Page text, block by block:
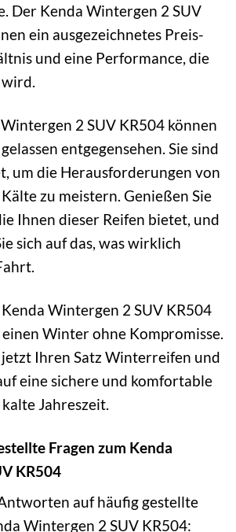
Der Kenda Wintergen 2 SUV
ein ausgezeichnetes Preis-
und eine Performance, die
2 SUV KR504 können
entgegensehen. Sie sind
um die Herausforderungen von
zu meistern. Genießen Sie
Ihnen dieser Reifen bietet, und
sich auf das, was wirklich
Wintergen 2 SUV KR504
Winter ohne Kompromisse.
jetzt Ihren Satz Winterreifen und
eine sichere und komfortable
Jahreszeit.
Fragen zum Kenda
KR504
auf häufig gestellte
Wintergen 2 SUV KR504: